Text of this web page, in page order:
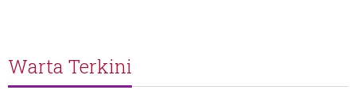
Warta Terkini